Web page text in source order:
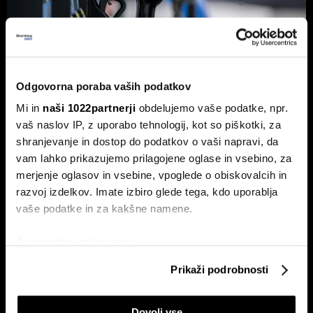
Odgovorna poraba vaših podatkov
Mi in naši 1022partnerji obdelujemo vaše podatke, npr.
vaš naslov IP, z uporabo tehnologij, kot so piškotki, za
shranjevanje in dostop do podatkov o vaši napravi, da
vam lahko prikazujemo prilagojene oglase in vsebino, za
merjenje oglasov in vsebine, vpoglede o obiskovalcih in
razvoj izdelkov. Imate izbiro glede tega, kdo uporablja
vaše podatke in za kakšne namene.
Identificirati napravo z aktivnim preverjanjem
Prikaži podrobnosti
Od kod prihaja dizel v Slovenijo in ali
bo cena še naprej rasla
Od začetka leta se je sod surove nafte brent podražil za
več kot 30 odstotkov. A potrošniki na bencinskih črpalkah
ne kupujejo surove nafte, temveč njihove derivate.